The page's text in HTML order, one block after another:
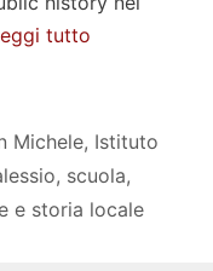
tutto
Michele, Istituto
, scuola,
e storia locale